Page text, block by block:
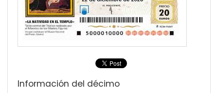
Información del décimo